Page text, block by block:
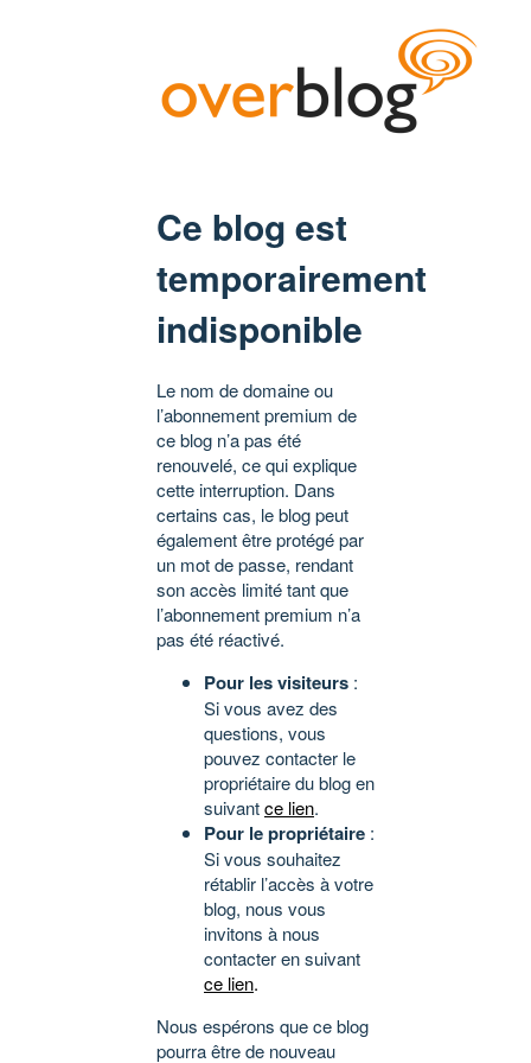
Ce blog est
temporairement
indisponible
Le nom de domaine ou
l’abonnement premium de
ce blog n’a pas été
renouvelé, ce qui explique
cette interruption. Dans
certains cas, le blog peut
également être protégé par
un mot de passe, rendant
son accès limité tant que
l’abonnement premium n’a
pas été réactivé.
Pour les visiteurs :
Si vous avez des
questions, vous
pouvez contacter le
propriétaire du blog en
suivantce lien.
Pour le propriétaire :
Si vous souhaitez
rétablir l’accès à votre
blog, nous vous
invitons à nous
contacter en suivant
ce lien.
Nous espérons que ce blog
pourra être de nouveau